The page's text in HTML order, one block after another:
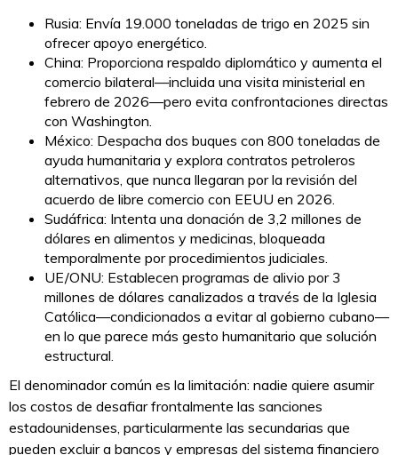
Rusia: Envía 19.000 toneladas de trigo en 2025 sin
ofrecer apoyo energético.
China: Proporciona respaldo diplomático y aumenta el
comercio bilateral—incluida una visita ministerial en
febrero de 2026—pero evita confrontaciones directas
con Washington.
México: Despacha dos buques con 800 toneladas de
ayuda humanitaria y explora contratos petroleros
alternativos, que nunca llegaran por la revisión del
acuerdo de libre comercio con EEUU en 2026.
Sudáfrica: Intenta una donación de 3,2 millones de
dólares en alimentos y medicinas, bloqueada
temporalmente por procedimientos judiciales.
UE/ONU: Establecen programas de alivio por 3
millones de dólares canalizados a través de la Iglesia
Católica—condicionados a evitar al gobierno cubano—
en lo que parece más gesto humanitario que solución
estructural.
El denominador común es la limitación: nadie quiere asumir
los costos de desafiar frontalmente las sanciones
estadounidenses, particularmente las secundarias que
pueden excluir a bancos y empresas del sistema financiero